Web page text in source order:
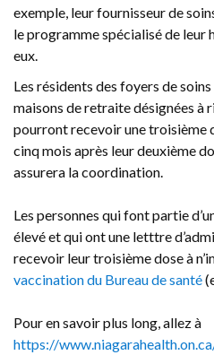
exemple, leur fournisseur de
le programme spécialisé de leur
eux.
Les résidents des foyers de
maisons de retraite désignées à
pourront recevoir une troisième
cinq mois après leur deuxième
assurera la coordination.
Les personnes qui font partie
élevé et qui ont une letttre
recevoir leur troisième dose à
vaccination du Bureau de santé
Pour en savoir plus long, allez à
https://